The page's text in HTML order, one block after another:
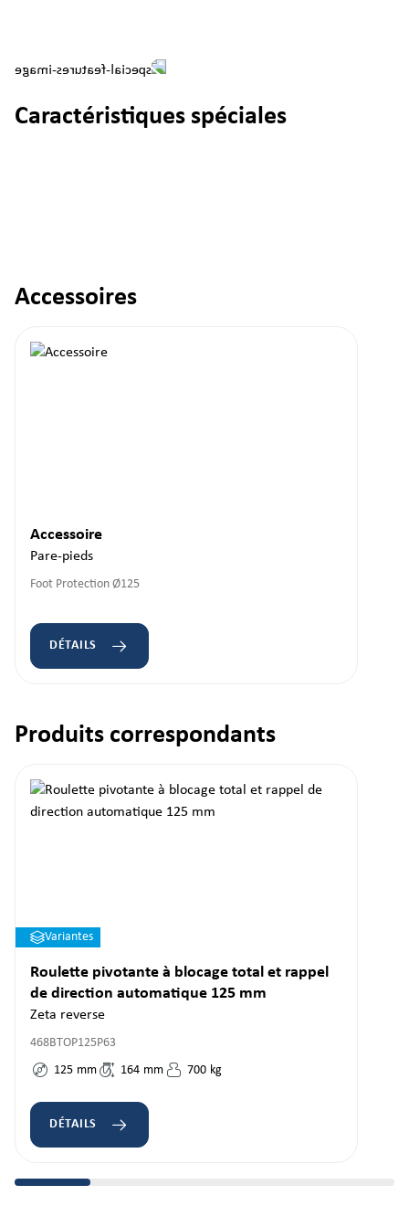
Caractéristiques spéciales
Ignorer la galerie de produits
Accessoires
Accessoire
Pare-pieds
Foot Protection Ø125
DÉTAILS
Ignorer la galerie de produits
Produits correspondants
Variantes
Roulette pivotante à blocage total et rappel
de direction automatique 125 mm
Zeta reverse
468BTOP125P63
125 mm 164 mm 700 kg
DÉTAILS